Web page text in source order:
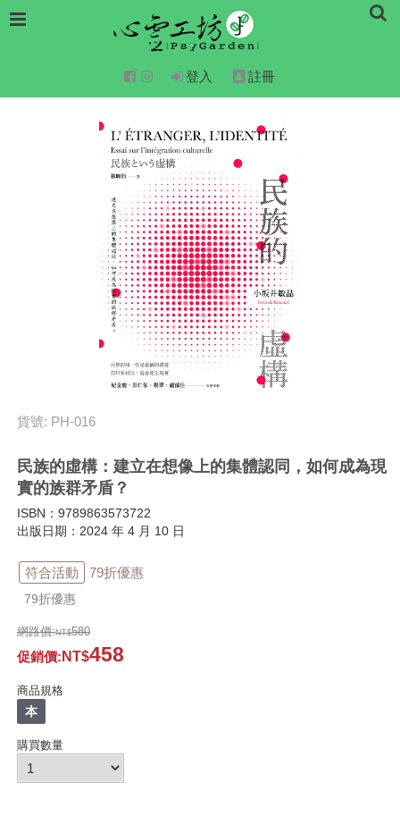
登入 註冊
貨號: PH-016
民族的虛構：建立在想像上的集體認同，如何成為現
實的族群矛盾？
ISBN：9789863573722
出版日期：2024 年 4 月 10 日
符合活動 79折優惠
79折優惠
網路價: 580
促銷價: 458
商品規格
本
購買數量